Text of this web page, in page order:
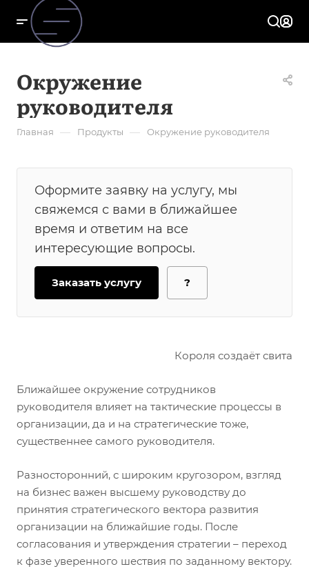
Окружение
руководителя
Главная — Продукты — Окружение руководителя
Оформите заявку на услугу, мы
свяжемся с вами в ближайшее
время и ответим на все
интересующие вопросы.
Заказать услугу ?
Короля создаёт свита
Ближайшее окружение сотрудников
руководителя влияет на тактические процессы в
организации, да и на стратегические тоже,
существеннее самого руководителя.
Разносторонний, с широким кругозором, взгляд
на бизнес важен высшему руководству до
принятия стратегического вектора развития
организации на ближайшие годы. После
согласования и утверждения стратегии – переход
к фазе уверенного шествия по заданному вектору.